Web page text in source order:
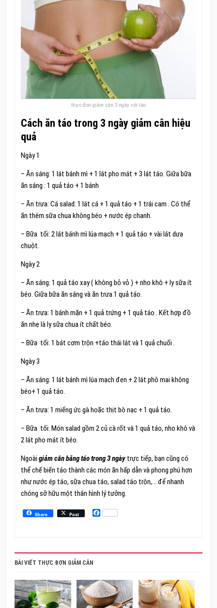
thực đơn giảm cân 3 ngày với táo
Cách ăn táo trong 3 ngày giảm cân hiệu
quả
Ngày 1
– Ăn sáng: 1 lát bánh mì + 1 lát pho mát + 3 lát táo. Giữa bữa
ăn sáng : 1 quả táo + 1 bánh
– Ăn trưa: Cá salad: 1 lát cá + 1 quả táo + 1 trái cam . Có thể
ăn thêm sữa chua không béo + nước ép chanh.
– Bữa tối: 2 lát bánh mì lúa mạch + 1 quả táo + vài lát dưa
chuột.
Ngày 2
– Ăn sáng: 1 quả táo xay ( không bỏ vỏ ) + nho khô + ly sữa ít
béo. Giữa bữa ăn sáng và ăn trưa 1 quả táo.
– Ăn trưa: 1 bánh mặn + 1 quả trứng + 1 quả táo . Kết hợp đồ
ăn nhẹ là ly sữa chua ít chất béo.
– Bữa tối: 1 bát cơm trộn +táo thái lát và 1 quả chuối .
Ngày 3
– Ăn sáng: 1 lát bánh mì lúa mạch đen + 2 lát phô mai không
béo+ 1 quả táo.
– Ăn trưa: 1 miếng ức gà hoặc thịt bò nạc + 1 quả táo.
– Bữa tối: Món salad gồm 2 củ cà rốt và 1 quả táo, nho khô và
2 lát pho mát ít béo.
Ngoài giảm cân bằng táo trong 3 ngàytrực tiếp, bạn cũng có
thể chế biến táo thành các món ăn hấp dẫn và phong phú hơn
như nước ép táo, sữa chua táo, salad táo trộn,… để nhanh
chóng sở hữu một thân hình lý tưởng.
Share Post Facebook
BÀI VIẾT THỰC ĐƠN GIẢM CÂN